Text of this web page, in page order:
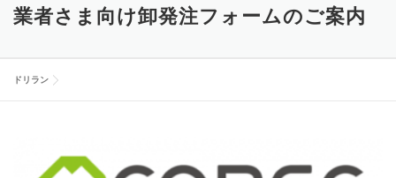
TOP ABOUT US NEWS CONTACT
業者さま向け卸発注フォームのご案内
ドリラン